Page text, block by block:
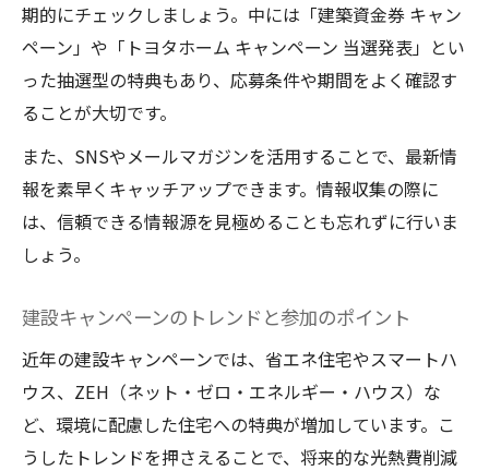
期的にチェックしましょう。中には「建築資金券 キャン
ペーン」や「トヨタホーム キャンペーン 当選発表」とい
った抽選型の特典もあり、応募条件や期間をよく確認す
ることが大切です。
また、SNSやメールマガジンを活用することで、最新情
報を素早くキャッチアップできます。情報収集の際に
は、信頼できる情報源を見極めることも忘れずに行いま
しょう。
建設キャンペーンのトレンドと参加のポイント
近年の建設キャンペーンでは、省エネ住宅やスマートハ
ウス、ZEH（ネット・ゼロ・エネルギー・ハウス）な
ど、環境に配慮した住宅への特典が増加しています。こ
うしたトレンドを押さえることで、将来的な光熱費削減